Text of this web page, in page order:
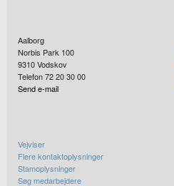
Aalborg
Norbis Park 100
9310Vodskov
Telefon 72 20 30 00
Send e-mail
Vejviser
Flere kontaktoplysninger
Stamoplysninger
Søg medarbejdere